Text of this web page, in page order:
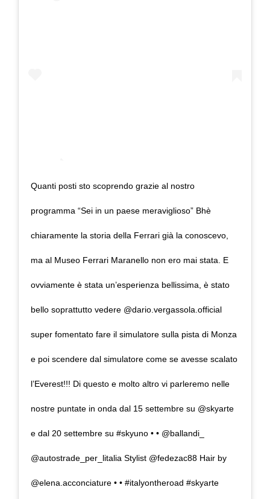
Quanti posti sto scoprendo grazie al nostro
programma “Sei in un paese meraviglioso” Bhè
chiaramente la storia della Ferrari già la conoscevo,
ma al Museo Ferrari Maranello non ero mai stata. E
ovviamente è stata un’esperienza bellissima, è stato
bello soprattutto vedere @dario.vergassola.official
super fomentato fare il simulatore sulla pista di Monza
e poi scendere dal simulatore come se avesse scalato
l’Everest!!! Di questo e molto altro vi parleremo nelle
nostre puntate in onda dal 15 settembre su @skyarte
e dal 20 settembre su #skyuno • • @ballandi_
@autostrade_per_litalia Stylist @fedezac88 Hair by
@elena.acconciature • • #italyontheroad #skyarte